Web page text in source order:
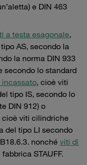
e DIN 463
a testa esagonale,
AS, secondo la
la norma DIN 933
secondo lo standard
incassato, cioè viti
tipo IS, secondo lo
DIN 912) o
cioè viti cilindriche
del tipo LI secondo
nonché viti di
STAUFF.